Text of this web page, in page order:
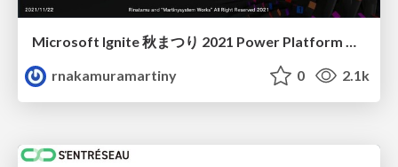
Microsoft Ignite 秋まつり 2021 Power Platform Updates
rnakamuramartiny
0 2.1k